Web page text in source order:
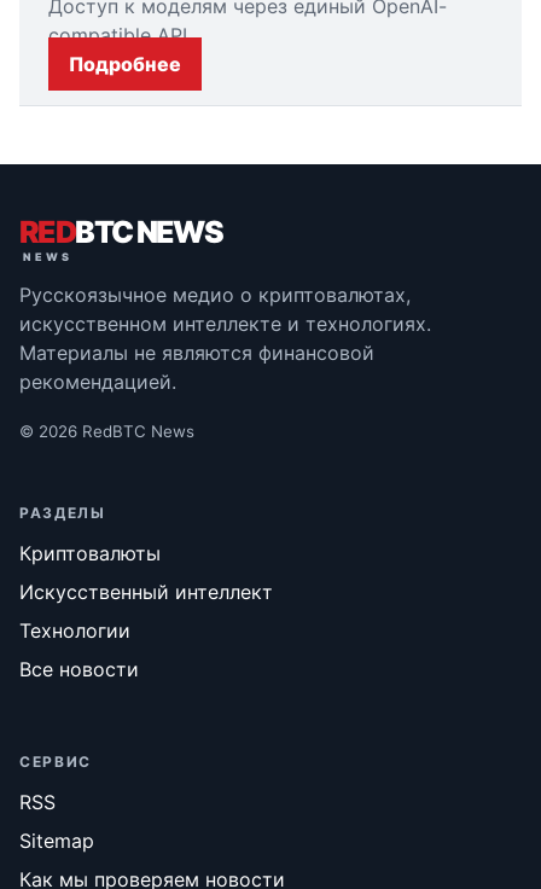
Доступ к моделям через единый OpenAI-
compatible API.
Подробнее
REDBTC NEWS
Русскоязычное медио о криптовалютах,
искусственном интеллекте и технологиях.
Материалы не являются финансовой
рекомендацией.
© 2026 RedBTC News
РАЗДЕЛЫ
Криптовалюты
Искусственный интеллект
Технологии
Все новости
СЕРВИС
RSS
Sitemap
Как мы проверяем новости